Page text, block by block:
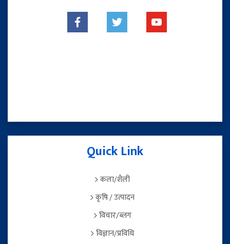
Quick Link
कला/शैली
कृषि / उत्पादन
विचार/ब्लग
विज्ञान/प्रविधि